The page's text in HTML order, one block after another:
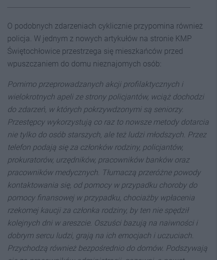
O podobnych zdarzeniach cyklicznie przypomina również
policja. W jednym z nowych artykułów na stronie KMP
Świętochłowice przestrzega się mieszkańców przed
wpuszczaniem do domu nieznajomych osób:
Pomimo przeprowadzanych akcji profilaktycznych i
wielokrotnych apeli ze strony policjantów, wciąż dochodzi
do zdarzeń, w których pokrzywdzonymi są seniorzy.
Przestępcy wykorzystują co raz to nowsze metody dotarcia
nie tylko do osób starszych, ale też ludzi młodszych. Przez
telefon podają się za członków rodziny, policjantów,
prokuratorów, urzędników, pracowników banków oraz
pracowników medycznych. Tłumaczą przeróżne powody
kontaktowania się, od pomocy w przypadku choroby do
pomocy finansowej w przypadku, chociażby wpłacenia
rzekomej kaucji za członka rodziny, by ten nie spędził
kolejnych dni w areszcie. Oszuści bazują na naiwności i
dobrym sercu ludzi, grają na ich emocjach i uczuciach.
Przychodzą również bezpośrednio do domów. Podszywają